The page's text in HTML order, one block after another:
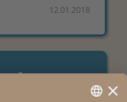
12.01.2018
neu